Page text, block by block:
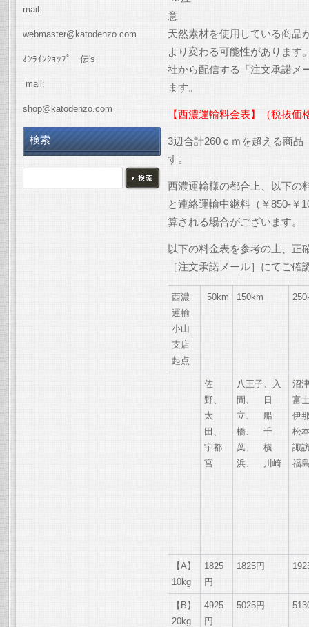
天然素材を使用している商品
より変わる可能性があります
社から配信する「注文承諾メ
ます。
【西濃運輸料金表】（税抜価
3辺合計260ｃｍを超える商
す。
西濃運輸様の都合上、以下の
と連絡運輸中継料（￥850-￥
算される場合がございます。
以下の料金表を参考の上、正
［注文承諾メール］にてご確
西濃
運輸
小山
支店
起点
50km 150km
佐
野、
太
田、
宇都
宮
八王子、入
間、 日
立、 船
橋、 千
葉、 横
浜、 川崎
沼
富
伊
松
諏
福
【A】
10kg
1825
円
1825円
【B】
20kg
4925
円
5025円
mail:
webmaster@katodenzo.com
ｵﾝﾗｲﾝｼｮｯﾌﾟ 伝's
mail:
shop@katodenzo.com
検索